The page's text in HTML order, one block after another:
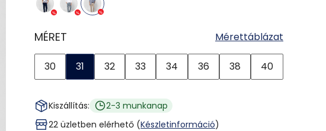
MÉRET Mérettáblázat
30 31 32 33 34 36 38 40
Kiszállítás:
2-3 munkanap
22 üzletben elérhető (Készletinformáció)